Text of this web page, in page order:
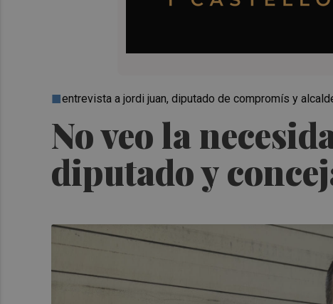
No veo la
diputado y
entrevista a jordi juan, diputado de compromís y